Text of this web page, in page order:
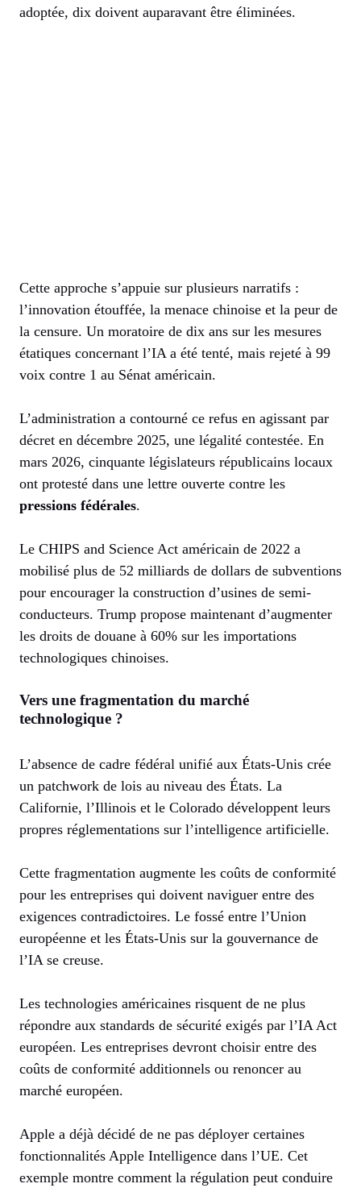
adoptée, dix doivent auparavant être éliminées.
Cette approche s’appuie sur plusieurs narratifs :
l’innovation étouffée, la menace chinoise et la peur de
la censure. Un moratoire de dix ans sur les mesures
étatiques concernant l’IA a été tenté, mais rejeté à 99
voix contre 1 au Sénat américain.
L’administration a contourné ce refus en agissant par
décret en décembre 2025, une légalité contestée. En
mars 2026, cinquante législateurs républicains locaux
ont protesté dans une lettre ouverte contre les
pressions fédérales.
Le CHIPS and Science Act américain de 2022 a
mobilisé plus de 52 milliards de dollars de subventions
pour encourager la construction d’usines de semi-
conducteurs. Trump propose maintenant d’augmenter
les droits de douane à 60% sur les importations
technologiques chinoises.
Vers une fragmentation du marché
technologique ?
L’absence de cadre fédéral unifié aux États-Unis crée
un patchwork de lois au niveau des États. La
Californie, l’Illinois et le Colorado développent leurs
propres réglementations sur l’intelligence artificielle.
Cette fragmentation augmente les coûts de conformité
pour les entreprises qui doivent naviguer entre des
exigences contradictoires. Le fossé entre l’Union
européenne et les États-Unis sur la gouvernance de
l’IA se creuse.
Les technologies américaines risquent de ne plus
répondre aux standards de sécurité exigés par l’IA Act
européen. Les entreprises devront choisir entre des
coûts de conformité additionnels ou renoncer au
marché européen.
Apple a déjà décidé de ne pas déployer certaines
fonctionnalités Apple Intelligence dans l’UE. Cet
exemple montre comment la régulation peut conduire